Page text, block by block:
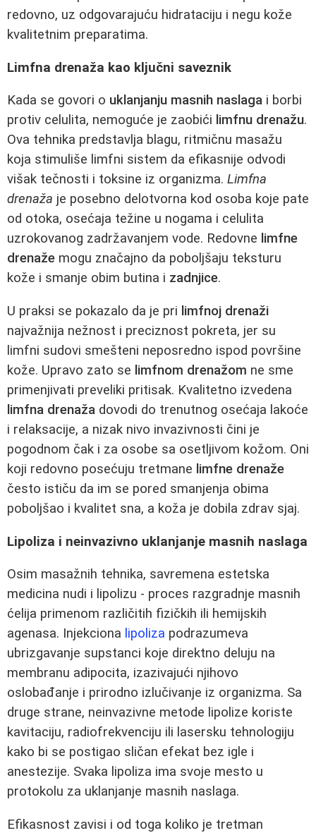
redovno, uz odgovarajuću hidrataciju i negu kože
kvalitetnim preparatima.
Limfna drenaža kao ključni saveznik
Kada se govori o uklanjanju masnih naslaga i borbi
protiv celulita, nemoguće je zaobići limfnu drenažu.
Ova tehnika predstavlja blagu, ritmičnu masažu
koja stimuliše limfni sistem da efikasnije odvodi
višak tečnosti i toksine iz organizma. Limfna
drenaža je posebno delotvorna kod osoba koje pate
od otoka, osećaja težine u nogama i celulita
uzrokovanog zadržavanjem vode. Redovne limfne
drenaže mogu značajno da poboljšaju teksturu
kože i smanje obim butina i zadnjice.
U praksi se pokazalo da je pri limfnoj drenaži
najvažnija nežnost i preciznost pokreta, jer su
limfni sudovi smešteni neposredno ispod površine
kože. Upravo zato se limfnom drenažom ne sme
primenjivati preveliki pritisak. Kvalitetno izvedena
limfna drenaža dovodi do trenutnog osećaja lakoće
i relaksacije, a nizak nivo invazivnosti čini je
pogodnom čak i za osobe sa osetljivom kožom. Oni
koji redovno posećuju tretmane limfne drenaže
često ističu da im se pored smanjenja obima
poboljšao i kvalitet sna, a koža je dobila zdrav sjaj.
Lipoliza i neinvazivno uklanjanje masnih naslaga
Osim masažnih tehnika, savremena estetska
medicina nudi i lipolizu - proces razgradnje masnih
ćelija primenom različitih fizičkih ili hemijskih
agenasa. Injekciona lipoliza podrazumeva
ubrizgavanje supstanci koje direktno deluju na
membranu adipocita, izazivajući njihovo
oslobađanje i prirodno izlučivanje iz organizma. Sa
druge strane, neinvazivne metode lipolize koriste
kavitaciju, radiofrekvenciju ili lasersku tehnologiju
kako bi se postigao sličan efekat bez igle i
anestezije. Svaka lipoliza ima svoje mesto u
protokolu za uklanjanje masnih naslaga.
Efikasnost zavisi i od toga koliko je tretman